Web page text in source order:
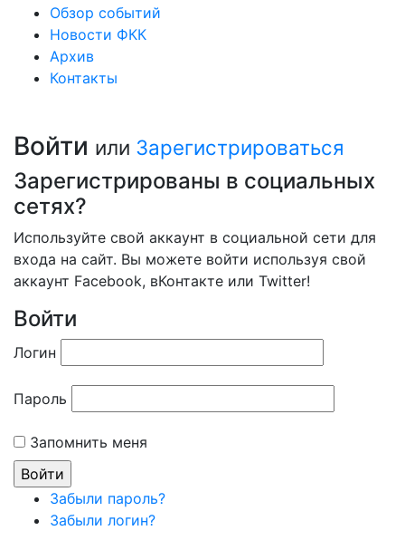
Обзор событий
Новости ФКК
Архив
Контакты
Войти или Зарегистрироваться
Зарегистрированы в социальных
сетях?
Используйте свой аккаунт в социальной сети для
входа на сайт. Вы можете войти используя свой
аккаунт Facebook, вКонтакте или Twitter!
Войти
Логин
Пароль
Запомнить меня
Забыли пароль?
Забыли логин?